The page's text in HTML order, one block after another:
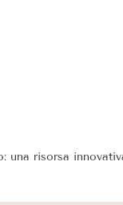
una risorsa